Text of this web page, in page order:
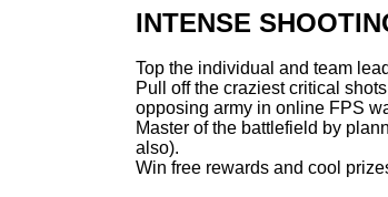
INTENSE
Top the individual and team
Pull off the craziest critical
opposing army in online FPS
Master of the battlefield by
also).
Win free rewards and cool